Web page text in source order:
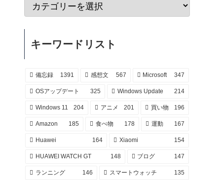
キーワードリスト
備忘録 1391 感想文 567 Microsoft 347
OSアップデート 325 Windows Update 214
Windows 11 204 アニメ 201 買い物 196
Amazon 185 食べ物 178 運動 167
Huawei 164 Xiaomi 154
HUAWEI WATCH GT 148 ブログ 147
ランニング 146 スマートウォッチ 135